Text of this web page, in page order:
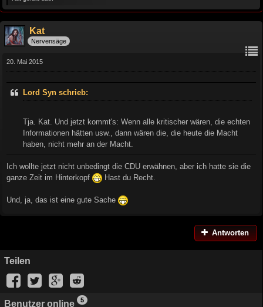
Kat
Nervensäge
20. Mai 2015
Lord Syn schrieb:
Tja. Kat. Und jetzt kommt's: Wenn alle kritischer wären, die echten
Informationen hätten usw., dann wären die, die heute die Macht
haben, nicht mehr an der Macht.
Ich wollte jetzt nicht unbedingt die CDU erwähnen, aber ich hatte sie die
ganze Zeit im Hinterkopf
Hast du Recht.
Und, ja, das ist eine gute Sache
Antworten
Teilen
Benutzer online 5